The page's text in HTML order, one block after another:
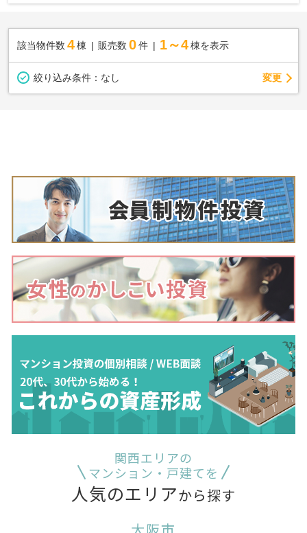
該当物件数 4棟 販売数 0 件 1～4 棟を表示
絞り込み条件： なし 変更
関西エリアの
マンション・戸建てを
人気のエリアから探す